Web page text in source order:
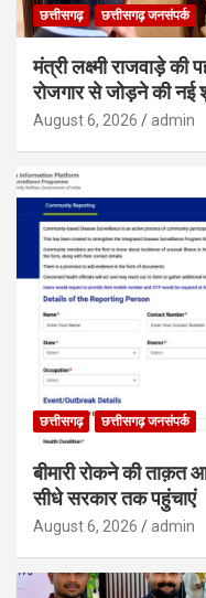
छत्तीसगढ़ छत्तीसगढ़ जनसंपर्क
मंत्री लक्ष्मी राजवाड़े
रोजगार से जोड़ने की
August 6, 2026 admin
छत्तीसगढ़ छत्तीसगढ़ जनसंपर्क
बीमारी रोकने की ताक़त
सीधे सरकार तक पहुंचाएं
August 6, 2026 admin